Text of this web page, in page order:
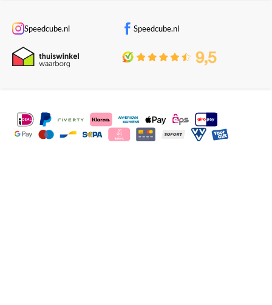
Speedcube.nl Speedcube.nl